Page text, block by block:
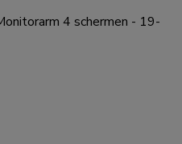
4 schermen - 19-